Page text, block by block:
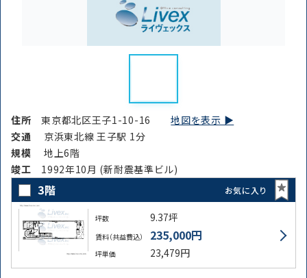
住所東京都北区王子1-10-16地図を表示 ▶︎
交通
京浜東北線 王子駅 1分
規模
地上6階
竣⼯ 1992年10月 (新耐震基準ビル)
3階 お気に入り
坪数 9.37坪
賃料（共益費込） 235,000円
坪単価 23,479円